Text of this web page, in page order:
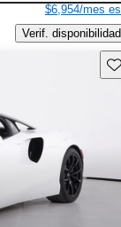
$6,954/mes
Verif. disponibilidad